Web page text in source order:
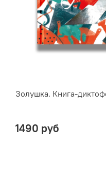
Золушка. Книга-
1490 руб